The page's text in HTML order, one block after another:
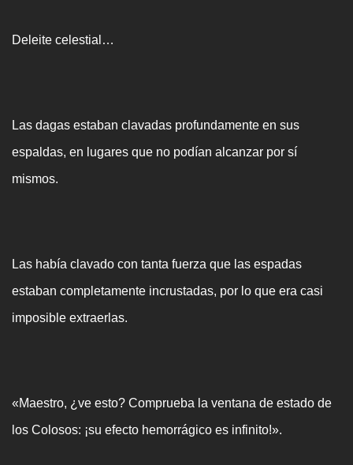
Deleite celestial…
Las dagas estaban clavadas profundamente en sus
espaldas, en lugares que no podían alcanzar por sí
mismos.
Las había clavado con tanta fuerza que las espadas
estaban completamente incrustadas, por lo que era casi
imposible extraerlas.
«Maestro, ¿ve esto? Comprueba la ventana de estado de
los Colosos: ¡su efecto hemorrágico es infinito!».